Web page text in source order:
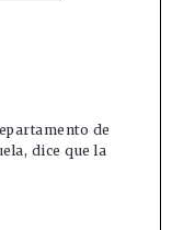
de
dice que la